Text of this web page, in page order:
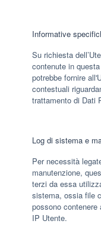
Informative
Su richiesta
contenute in
potrebbe fornire
contestuali
trattamento di Dati
Log di sistema e
Per necessità
manutenzione,
terzi da essa
sistema, ossia file
possono contenere
IP Utente.